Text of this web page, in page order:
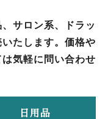
サロン系、ドラッ
たします。価格や
気軽に問い合わせ
日用品